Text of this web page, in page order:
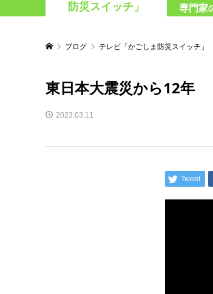
防災スイッチ」
専門家
ブログ テレビ「かごしま防災スイッチ」
東日本大震災から12年
2023.03.11
Tweet